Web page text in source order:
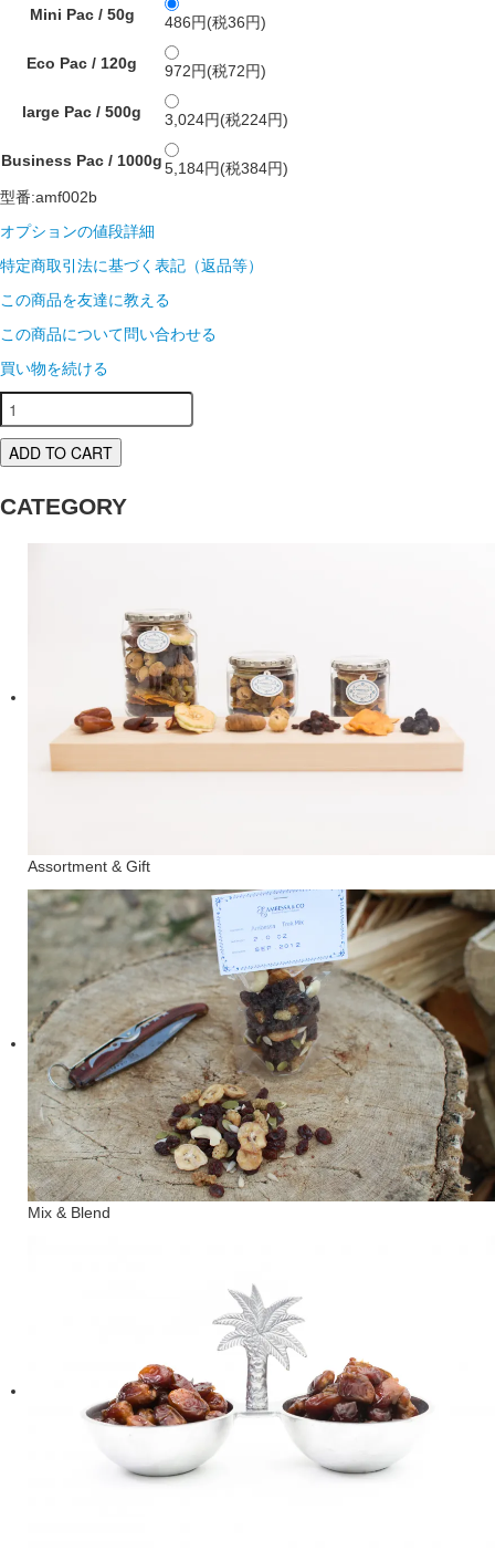
Mini Pac / 50g
486円(税36円)
Eco Pac / 120g 972円(税72円)
large Pac / 500g 3,024円(税224円)
Business Pac / 1000g5,184円(税384円)
型番:amf002b
オプションの値段詳細
特定商取引法に基づく表記（返品等）
この商品を友達に教える
この商品について問い合わせる
買い物を続ける
ADD TO CART
CATEGORY
Assortment & Gift
Mix & Blend